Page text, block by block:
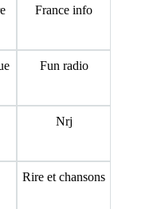
France info
Fun radio
Nrj
Rire et chansons